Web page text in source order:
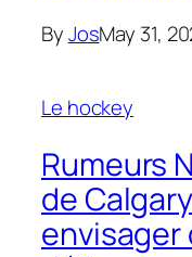
ByJosMay 31,
Le hockey
Rumeurs
de
envisager